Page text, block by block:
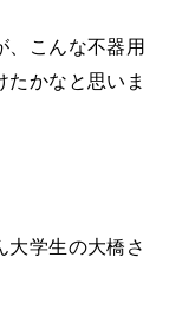
、こんな不器用
たかなと思いま
大学生の大橋さ